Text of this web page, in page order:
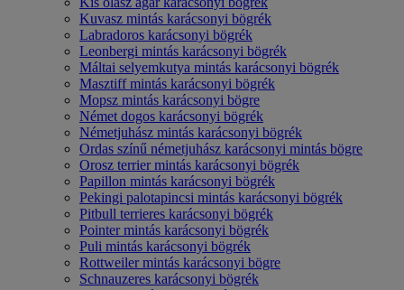
Kuvasz mintás karácsonyi bögrék
Labradoros karácsonyi bögrék
Leonbergi mintás karácsonyi bögrék
Máltai selyemkutya mintás karácsonyi bögrék
Masztiff mintás karácsonyi bögrék
Mopsz mintás karácsonyi bögre
Német dogos karácsonyi bögrék
Németjuhász mintás karácsonyi bögrék
Ordas színű németjuhász karácsonyi mintás bögre
Orosz terrier mintás karácsonyi bögrék
Papillon mintás karácsonyi bögrék
Pekingi palotapincsi mintás karácsonyi bögrék
Pitbull terrieres karácsonyi bögrék
Pointer mintás karácsonyi bögrék
Puli mintás karácsonyi bögrék
Rottweiler mintás karácsonyi bögre
Schnauzeres karácsonyi bögrék